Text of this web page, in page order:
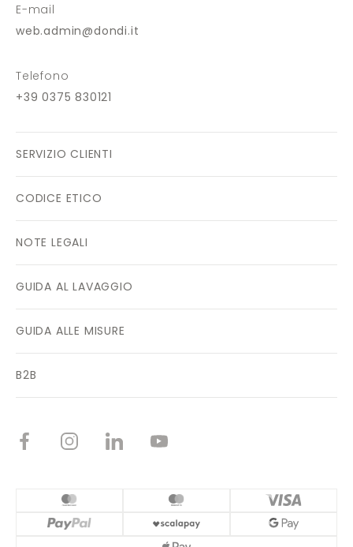
E-mail
web.admin@dondi.it
Telefono
+39 0375 830121
SERVIZIO CLIENTI
CODICE ETICO
NOTE LEGALI
GUIDA AL LAVAGGIO
GUIDA ALLE MISURE
B2B